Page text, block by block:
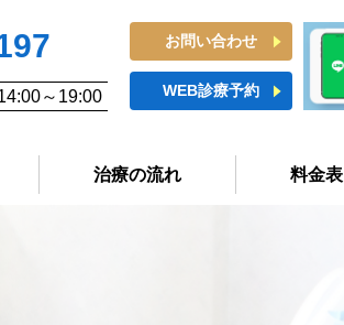
～19:00
お問い合わせ
WEB診療予約
治療の流れ 料金表